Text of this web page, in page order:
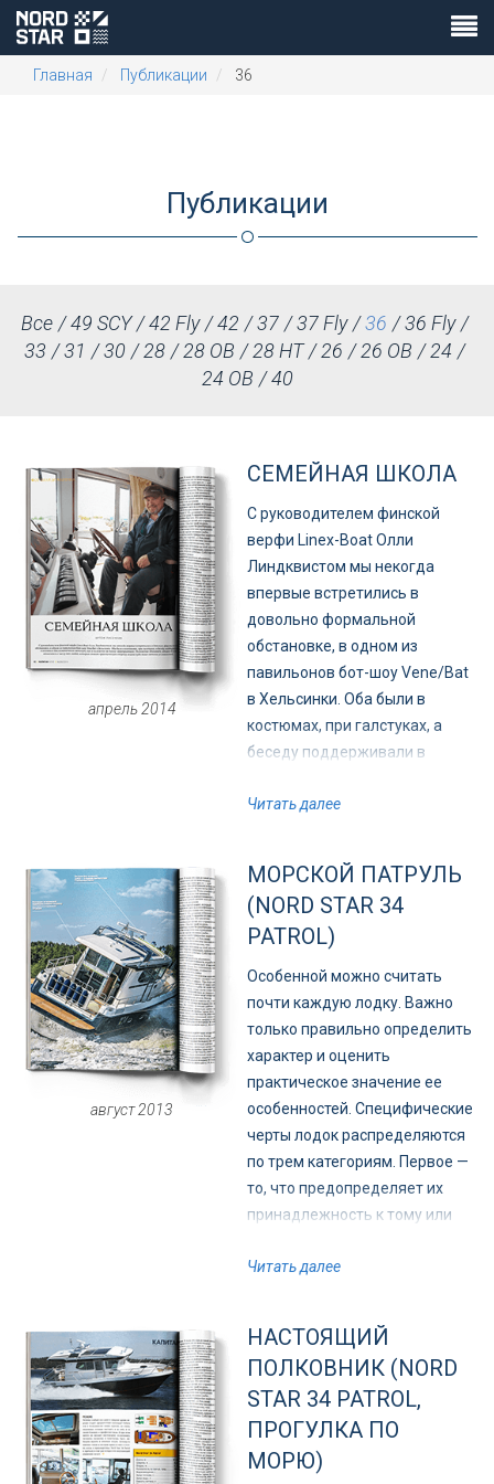
Главная Публикации 36
Публикации
Все 49 SCY 42 Fly 42 37 37 Fly 36
36 Fly
33
31 30 28 28 OB 28 HT 26 26 OB
24
24 OB
40
апрель 2014
СЕМЕЙНАЯ ШКОЛА
С руководителем финской
верфи Linex-Boat Олли
Линдквистом мы некогда
впервые встретились в
довольно формальной
обстановке, в одном из
павильонов бот-шоу Vene/Bat
в Хельсинки. Оба были в
костюмах, при галстуках, а
беседу поддерживали в
светскую, как и положено на
Олли относится к числу тех
людей, которые ставят
практическую сторону жизни
Читать далее
август 2013
МОРСКОЙ ПАТРУЛЬ
(NORD STAR 34
PATROL)
Особенной можно считать
почти каждую лодку. Важно
только правильно определить
характер и оценить
практическое значение ее
особенностей. Специфические
черты лодок распределяются
по трем категориям. Первое —
то, что предопределяет их
принадлежность к тому или
характерные именно для этого
нюансы. Уверен: системность
такого подхода позволит нам с
вами лучше разглядеть и
понять Nord Star 34 Patrol -
совсем не простую лодку.
Читать далее
НАСТОЯЩИЙ
ПОЛКОВНИК (NORD
STAR 34 PATROL,
ПРОГУЛКА ПО
МОРЮ)